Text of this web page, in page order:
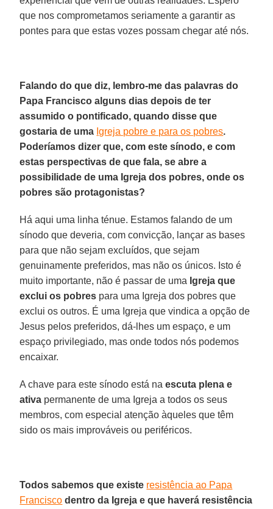
que nos comprometamos seriamente a garantir as
pontes para que estas vozes possam chegar até nós.
Falando do que diz, lembro-me das palavras do
Papa Francisco alguns dias depois de ter
assumido o pontificado, quando disse que
gostaria de uma Igreja pobre e para os pobres.
Poderíamos dizer que, com este sínodo, e com
estas perspectivas de que fala, se abre a
possibilidade de uma Igreja dos pobres, onde os
pobres são protagonistas?
Há aqui uma linha ténue. Estamos falando de um
sínodo que deveria, com convicção, lançar as bases
para que não sejam excluídos, que sejam
genuinamente preferidos, mas não os únicos. Isto é
muito importante, não é passar de uma Igreja que
exclui os pobres para uma Igreja dos pobres que
exclui os outros. É uma Igreja que vindica a opção de
Jesus pelos preferidos, dá-lhes um espaço, e um
espaço privilegiado, mas onde todos nós podemos
encaixar.
A chave para este sínodo está naescuta plena e
ativa permanente de uma Igreja a todos os seus
membros, com especial atenção àqueles que têm
sido os mais improváveis ou periféricos.
Todos sabemos que existe resistência ao Papa
Francisco dentro da Igreja e que haverá resistência